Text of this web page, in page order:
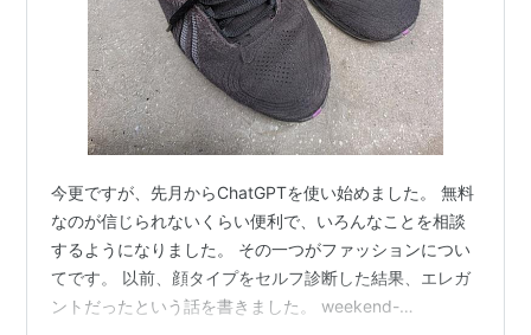
今更ですが、先月からChatGPTを使い始めました。 無料
なのが信じられないくらい便利で、いろんなことを相談
するようになりました。 その一つがファッションについ
てです。 以前、顔タイプをセルフ診断した結果、エレガ
ントだったという話を書きました。 weekend-